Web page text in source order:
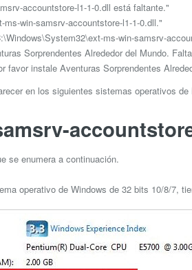
accountstore-l1-1-0.dll está faltante."
ms-win-samsrv-accountstore-l1-1-0.dll."
ms-win-samsrv-
Sorprendentes Alrededor del Mundo.
favor instale Aventuras Sorprendentes
en los siguientes sistemas operativos
se enumera a continuación.
operativo de Windows de 32 bits 10/8/7,